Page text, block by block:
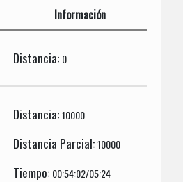
Información
Distancia: 0
Distancia:10000
Distancia Parcial:10000
Tiempo: 00:54:02/05:24